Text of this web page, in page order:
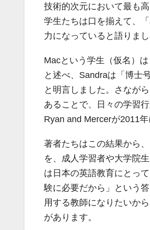
技術的次元において最も
学生たちは口を揃えて、
力になっていると語りまし
Macという学生（仮名）
と述べ、Sandraは「博士
と明言しました。さなが
あることで、日々の学習
Ryan and Mercerが2011
著者たちはこの結果から
を、成人学習者や大学院
は日本の英語教育にとっ
験に必要だから」という
用する教師になりたいか
があります。